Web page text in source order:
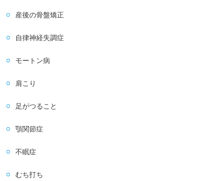
産後の骨盤矯正
自律神経失調症
モートン病
肩こり
足がつること
顎関節症
不眠症
むち打ち